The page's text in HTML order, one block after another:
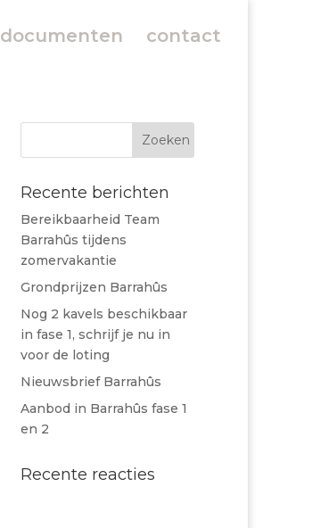
documenten contact
Recente berichten
Bereikbaarheid Team
Barrahûs tijdens
zomervakantie
Grondprijzen Barrahûs
Nog 2 kavels beschikbaar
in fase 1, schrijf je nu in
voor de loting
Nieuwsbrief Barrahûs
Aanbod in Barrahûs fase 1
en 2
Recente reacties